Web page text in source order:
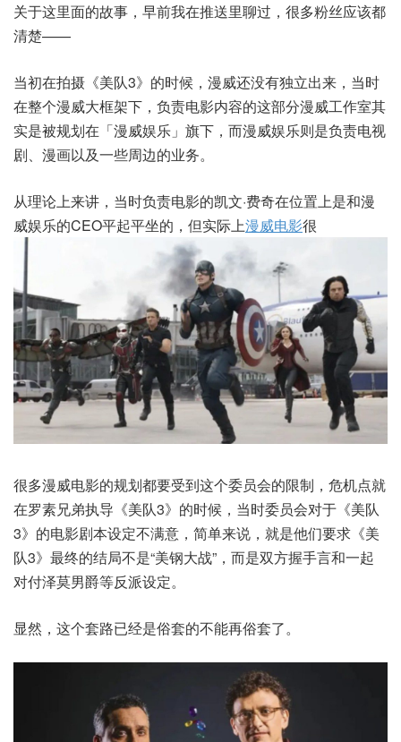
关于这里面的故事，早前我在推送里聊过，很多粉丝应该都
清楚——
当初在拍摄《美队3》的时候，漫威还没有独立出来，当时
在整个漫威大框架下，负责电影内容的这部分漫威工作室其
实是被规划在「漫威娱乐」旗下，而漫威娱乐则是负责电视
剧、漫画以及一些周边的业务。
从理论上来讲，当时负责电影的凯文·费奇在位置上是和漫
威娱乐的CEO平起平坐的，但实际上漫威电影很
很多漫威电影的规划都要受到这个委员会的限制，危机点就
在罗素兄弟执导《美队3》的时候，当时委员会对于《美队
3》的电影剧本设定不满意，简单来说，就是他们要求《美
队3》最终的结局不是“美钢大战”，而是双方握手言和一起
对付泽莫男爵等反派设定。
显然，这个套路已经是俗套的不能再俗套了。